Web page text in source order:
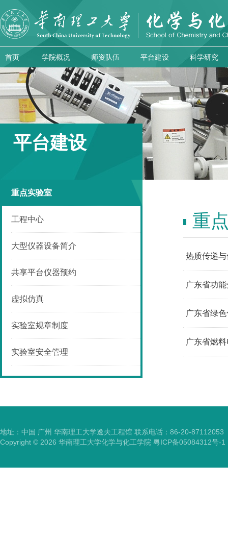
首页 学院概况 师资队伍 平台建设 科学研究
平台建设
重点实验室
工程中心
大型仪器设备简介
共享平台仪器预约
虚拟仿真
实验室规章制度
实验室安全管理
重
热质传递
广东省功
广东省绿
广东省燃
地址：中国 广州 华南理工大学逸夫工程馆 联系电话：86-20-87112053
Copyright © 2026 华南理工大学化学与化工学院 粤ICP备05084312号-1